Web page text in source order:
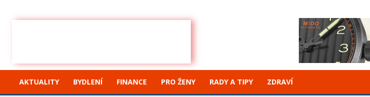
AKTUALITY BYDLENÍ FINANCE PRO ŽENY RADY A TIPY ZDRAVÍ